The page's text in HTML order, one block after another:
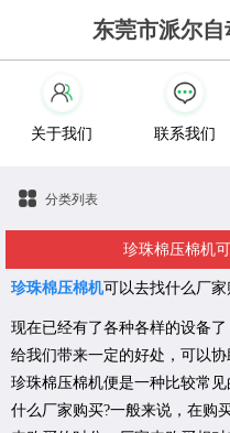
东莞市派尔自
关于我们 联系我们
分类列表
珍珠棉压棉机
珍珠棉压棉机可以去找什么厂家
现在已经有了各种各样的设备
给我们带来一定的好处，可以
珍珠棉压棉机便是一种比较常
什么厂家购买?一般来说，在购